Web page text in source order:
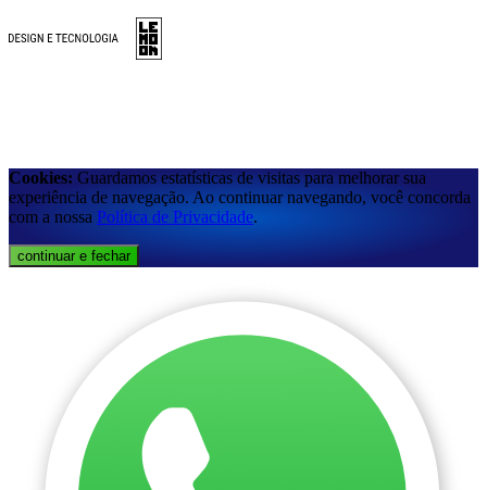
Cookies: Guardamos estatísticas de visitas para melhorar sua
experiência de navegação. Ao continuar navegando, você concorda
com a nossa Política de Privacidade.
continuar e fechar